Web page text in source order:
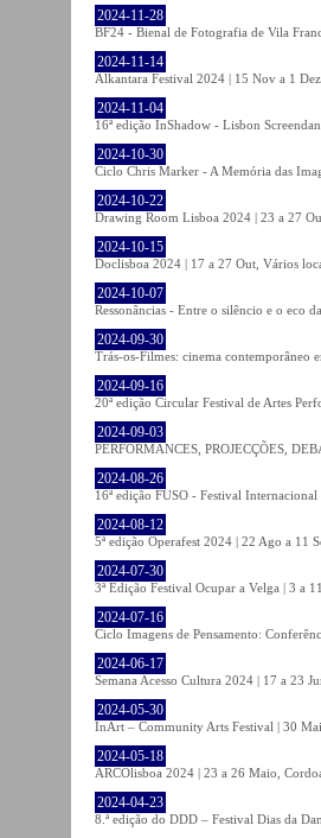
2024-11-28
BF24 - Bienal de Fotografia de Vila
2024-11-14
Alkantara Festival 2024 | 15 Nov a 1
2024-11-04
16ª edição InShadow - Lisbon
2024-10-30
Ciclo Chris Marker - A Memória das
2024-10-22
Drawing Room Lisboa 2024 | 23 a 27
2024-10-15
Doclisboa 2024 | 17 a 27 Out, Vários
2024-10-07
Ressonâncias - Entre o silêncio e o eco
2024-09-30
Trás-os-Filmes: cinema contemporâneo
2024-09-16
20ª edição Circular Festival de Artes
2024-09-03
PERFORMANCES, PROJECÇÕES,
2024-08-26
16ª edição FUSO - Festival
2024-08-12
5ª edição Operafest 2024 | 22 Ago a 11
2024-07-30
3ª Edição Festival Ocupar a Velga | 3 a
2024-07-16
Ciclo Imagens de Pensamento:
2024-06-17
Semana Acesso Cultura 2024 | 17 a 23
2024-05-30
InArt – Community Arts Festival | 30
2024-05-18
ARCOlisboa 2024 | 23 a 26 Maio,
2024-04-23
8.ª edição do DDD – Festival Dias da